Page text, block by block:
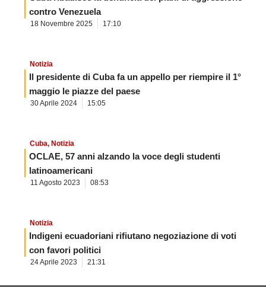
contro Venezuela
18 Novembre 2025 17:10
Notizia
Il presidente di Cuba fa un appello per riempire il 1°
maggio le piazze del paese
30 Aprile 2024 15:05
Cuba, Notizia
OCLAE, 57 anni alzando la voce degli studenti
latinoamericani
11 Agosto 2023 08:53
Notizia
Indigeni ecuadoriani rifiutano negoziazione di voti
con favori politici
24 Aprile 2023 21:31